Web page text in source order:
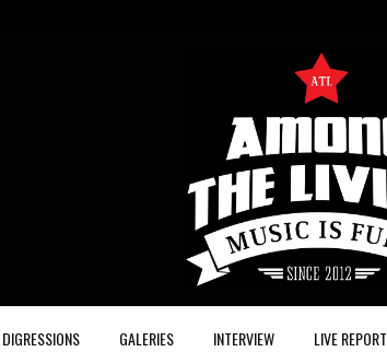
DIGRESSIONS GALERIES INTERVIEW LIVE REPORT